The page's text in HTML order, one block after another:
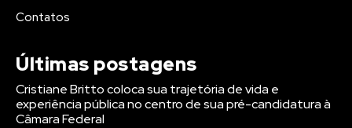
Contatos
Últimas postagens
Cristiane Britto coloca sua trajetória de vida e
experiência pública no centro de sua pré-candidatura à
Câmara Federal